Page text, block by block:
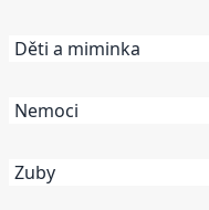
Děti a miminka
Nemoci
Zuby